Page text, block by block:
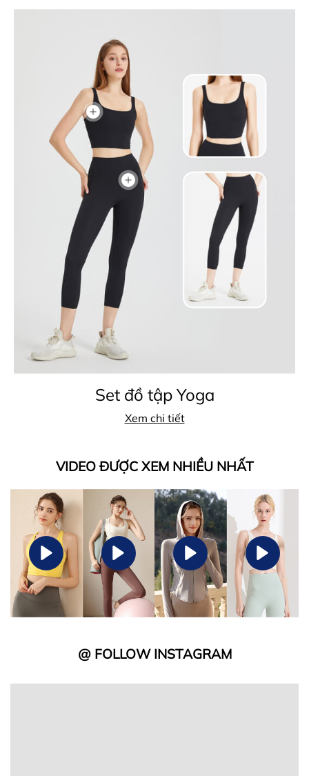
Set đồ tập Yoga
Xem chi tiết
VIDEO ĐƯỢC XEM NHIỀU NHẤT
@ FOLLOW INSTAGRAM